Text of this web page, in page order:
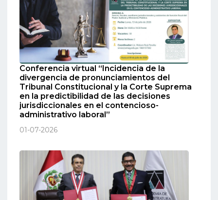
Conferencia virtual “Incidencia de la
divergencia de pronunciamientos del
Tribunal Constitucional y la Corte Suprema
en la predictibilidad de las decisiones
jurisdiccionales en el contencioso-
administrativo laboral”
01-07-2026